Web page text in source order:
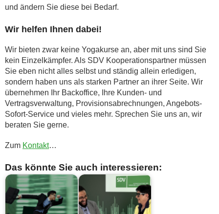
und ändern Sie diese bei Bedarf.
Wir helfen Ihnen dabei!
Wir bieten zwar keine Yogakurse an, aber mit uns sind Sie
kein Einzelkämpfer. Als SDV Kooperationspartner müssen
Sie eben nicht alles selbst und ständig allein erledigen,
sondern haben uns als starken Partner an ihrer Seite. Wir
übernehmen Ihr Backoffice, Ihre Kunden- und
Vertragsverwaltung, Provisionsabrechnungen, Angebots-
Sofort-Service und vieles mehr. Sprechen Sie uns an, wir
beraten Sie gerne.
Zum Kontakt…
Das könnte Sie auch interessieren: